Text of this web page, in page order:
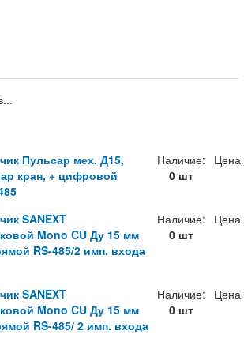
Пульсар мех. Д15,
кран, + цифровой
Наличие:
0 шт
Цена
SANEXT
Mono CU Ду 15 мм
RS-485/2 имп. входа
Наличие:
0 шт
Цена
SANEXT
Mono CU Ду 15 мм
RS-485/ 2 имп. входа
Наличие:
0 шт
Цена